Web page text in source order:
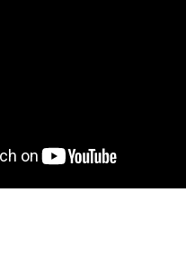
Drama）爵士演奏MMus
的音樂家。現場演奏以外
的女性音樂家。
大音樂節演出。
目，演出曲風多變，並參
2020 第31屆金曲獎「最佳